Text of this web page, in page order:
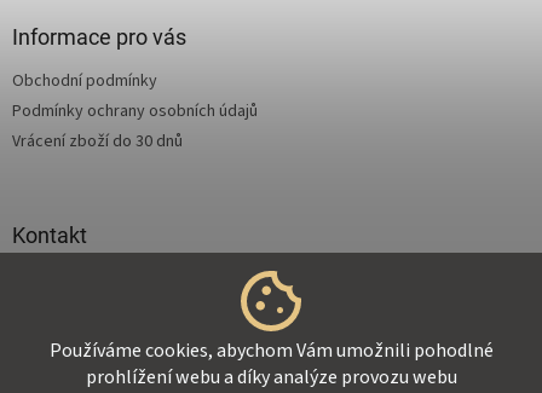
Používáme cookies, abychom Vám umožnili pohodlné
prohlížení webu a díky analýze provozu webu
Informace pro vás
Obchodní podmínky
Podmínky ochrany osobních údajů
Vrácení zboží do 30 dnů
Kontakt